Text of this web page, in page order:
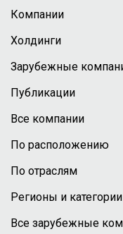
Компании
Холдинги
Зарубежные
Публикации
Все компании
По расположению
По отраслям
Регионы и категории
Все зарубежные